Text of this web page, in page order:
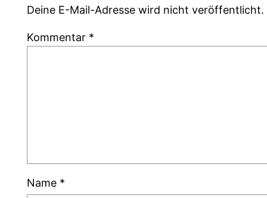
Deine E-Mail-Adresse wird nicht veröffentlicht.
Kommentar *
Name *